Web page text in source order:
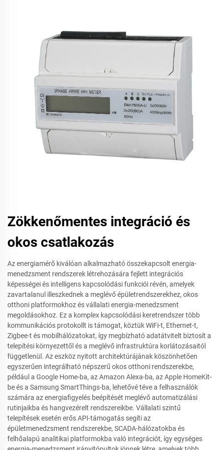
Zökkenőmentes integráció és
okos csatlakozás
Az energiamérő kiválóan alkalmazható összekapcsolt energia-
menedzsment rendszerek létrehozására fejlett integrációs
képességei és intelligens kapcsolódási funkciói révén, amelyek
zavartalanul illeszkednek a meglévő épületrendszerekhez, okos
otthoni platformokhoz és vállalati energia-menedzsment
megoldásokhoz. Ez a komplex kapcsolódási keretrendszer több
kommunikációs protokollt is támogat, köztük WiFi-t, Ethernet-t,
Zigbee-t és mobilhálózatokat, így megbízható adatátvitelt biztosít a
telepítési környezettől és a meglévő infrastruktúra korlátozásaitól
függetlenül. Az eszköz nyitott architektúrájának köszönhetően
egyszerűen integrálható népszerű okos otthoni rendszerekbe,
például a Google Home-ba, az Amazon Alexa-ba, az Apple HomeKit-
be és a Samsung SmartThings-ba, lehetővé téve a felhasználók
számára az energiafigyelés beépítését meglévő automatizálási
rutinjaikba és hangvezérelt rendszereikbe. Vállalati szintű
telepítések esetén erős API-támogatás segíti az
épületmenedzsment rendszerekbe, SCADA-hálózatokba és
felhőalapú analitikai platformokba való integrációt, így egységes